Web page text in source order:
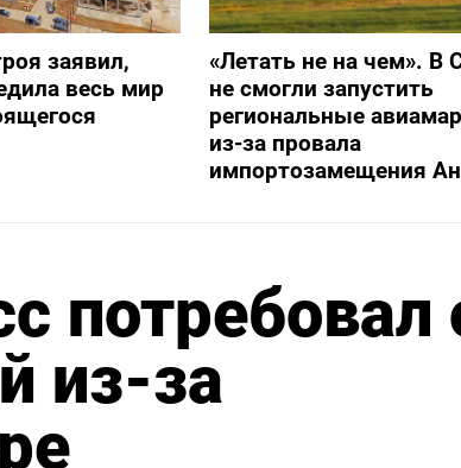
заявил,
весь мир
«Летать не на чем». В
не смогли запустить
региональные
из-за провала
импортозамещения
потребовал
из-за